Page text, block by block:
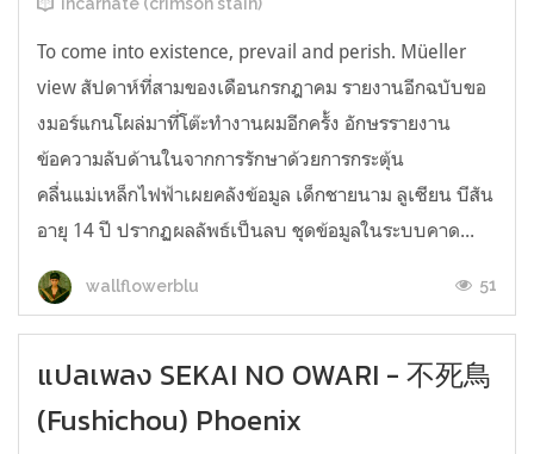
To come into existence, prevail and perish. Müeller
view สัปดาห์ที่สามของเดือนกรกฎาคม รายงานอีกฉบับขอ
งมอร์แกนโผล่มาที่โต๊ะทำงานผมอีกครั้ง อักษรรายงาน
ข้อความลับด้านในจากการรักษาด้วยการกระตุ้น
คลื่นแม่เหล็กไฟฟ้าเผยคลังข้อมูล เด็กชายนาม ลูเซียน บีสัน
อายุ 14 ปี ปรากฏผลลัพธ์เป็นลบ ชุดข้อมูลในระบบคาด...
wallflowerblu 51
แปลเพลง SEKAI NO OWARI - 不死鳥
(Fushichou) Phoenix